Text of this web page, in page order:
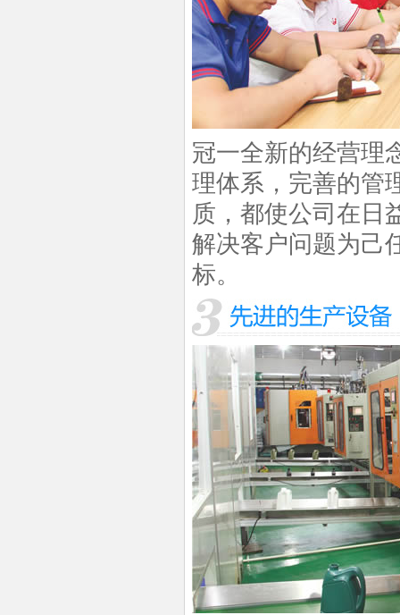
冠一全新的经营理
理体系，完善的管
质，都使公司在日
解决客户问题为己
标。